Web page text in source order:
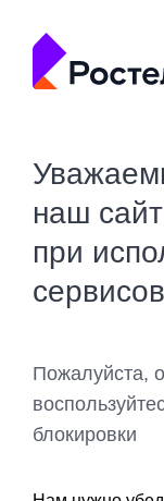
наш
при
сервисов
Пожалуйста,
блокировки